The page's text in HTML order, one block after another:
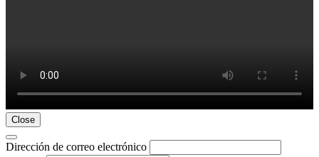
Close
Dirección de correo electrónico